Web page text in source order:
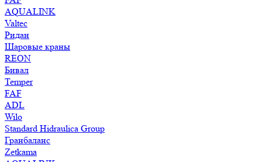
AQUALINK
Valtec
Ридан
Шаровые краны
REON
Бивал
Temper
FAF
ADL
Wilo
Standard Hidraulica Group
Гранбаланс
Zetkama